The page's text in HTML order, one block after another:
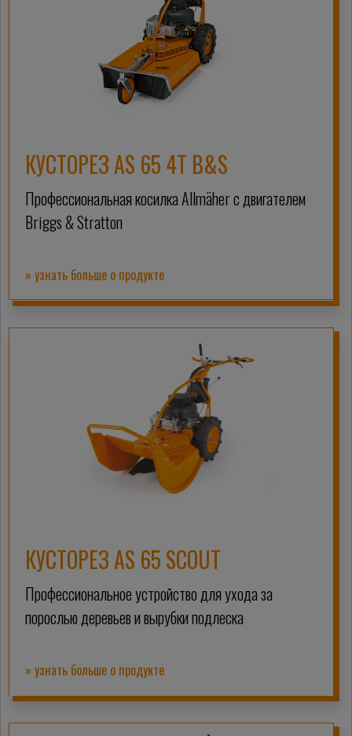
КУСТОРЕЗ AS 65 4T B&S
Профессиональная косилка Allmäher с двигателем
Briggs & Stratton
» узнать больше о продукте
КУСТОРЕЗ AS 65 SCOUT
Профессиональное устройство для ухода за
порослью деревьев и вырубки подлеска
» узнать больше о продукте